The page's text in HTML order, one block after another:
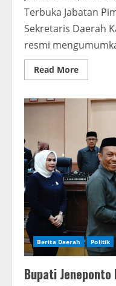
Terbuka Jabatan
Sekretaris Daerah
resmi
Read MoreRead
more
Seleksi
Besar
Seleksi
Terbuka
Jabatan
Daerah
Berita Daerah Politik
Bupati Jeneponto